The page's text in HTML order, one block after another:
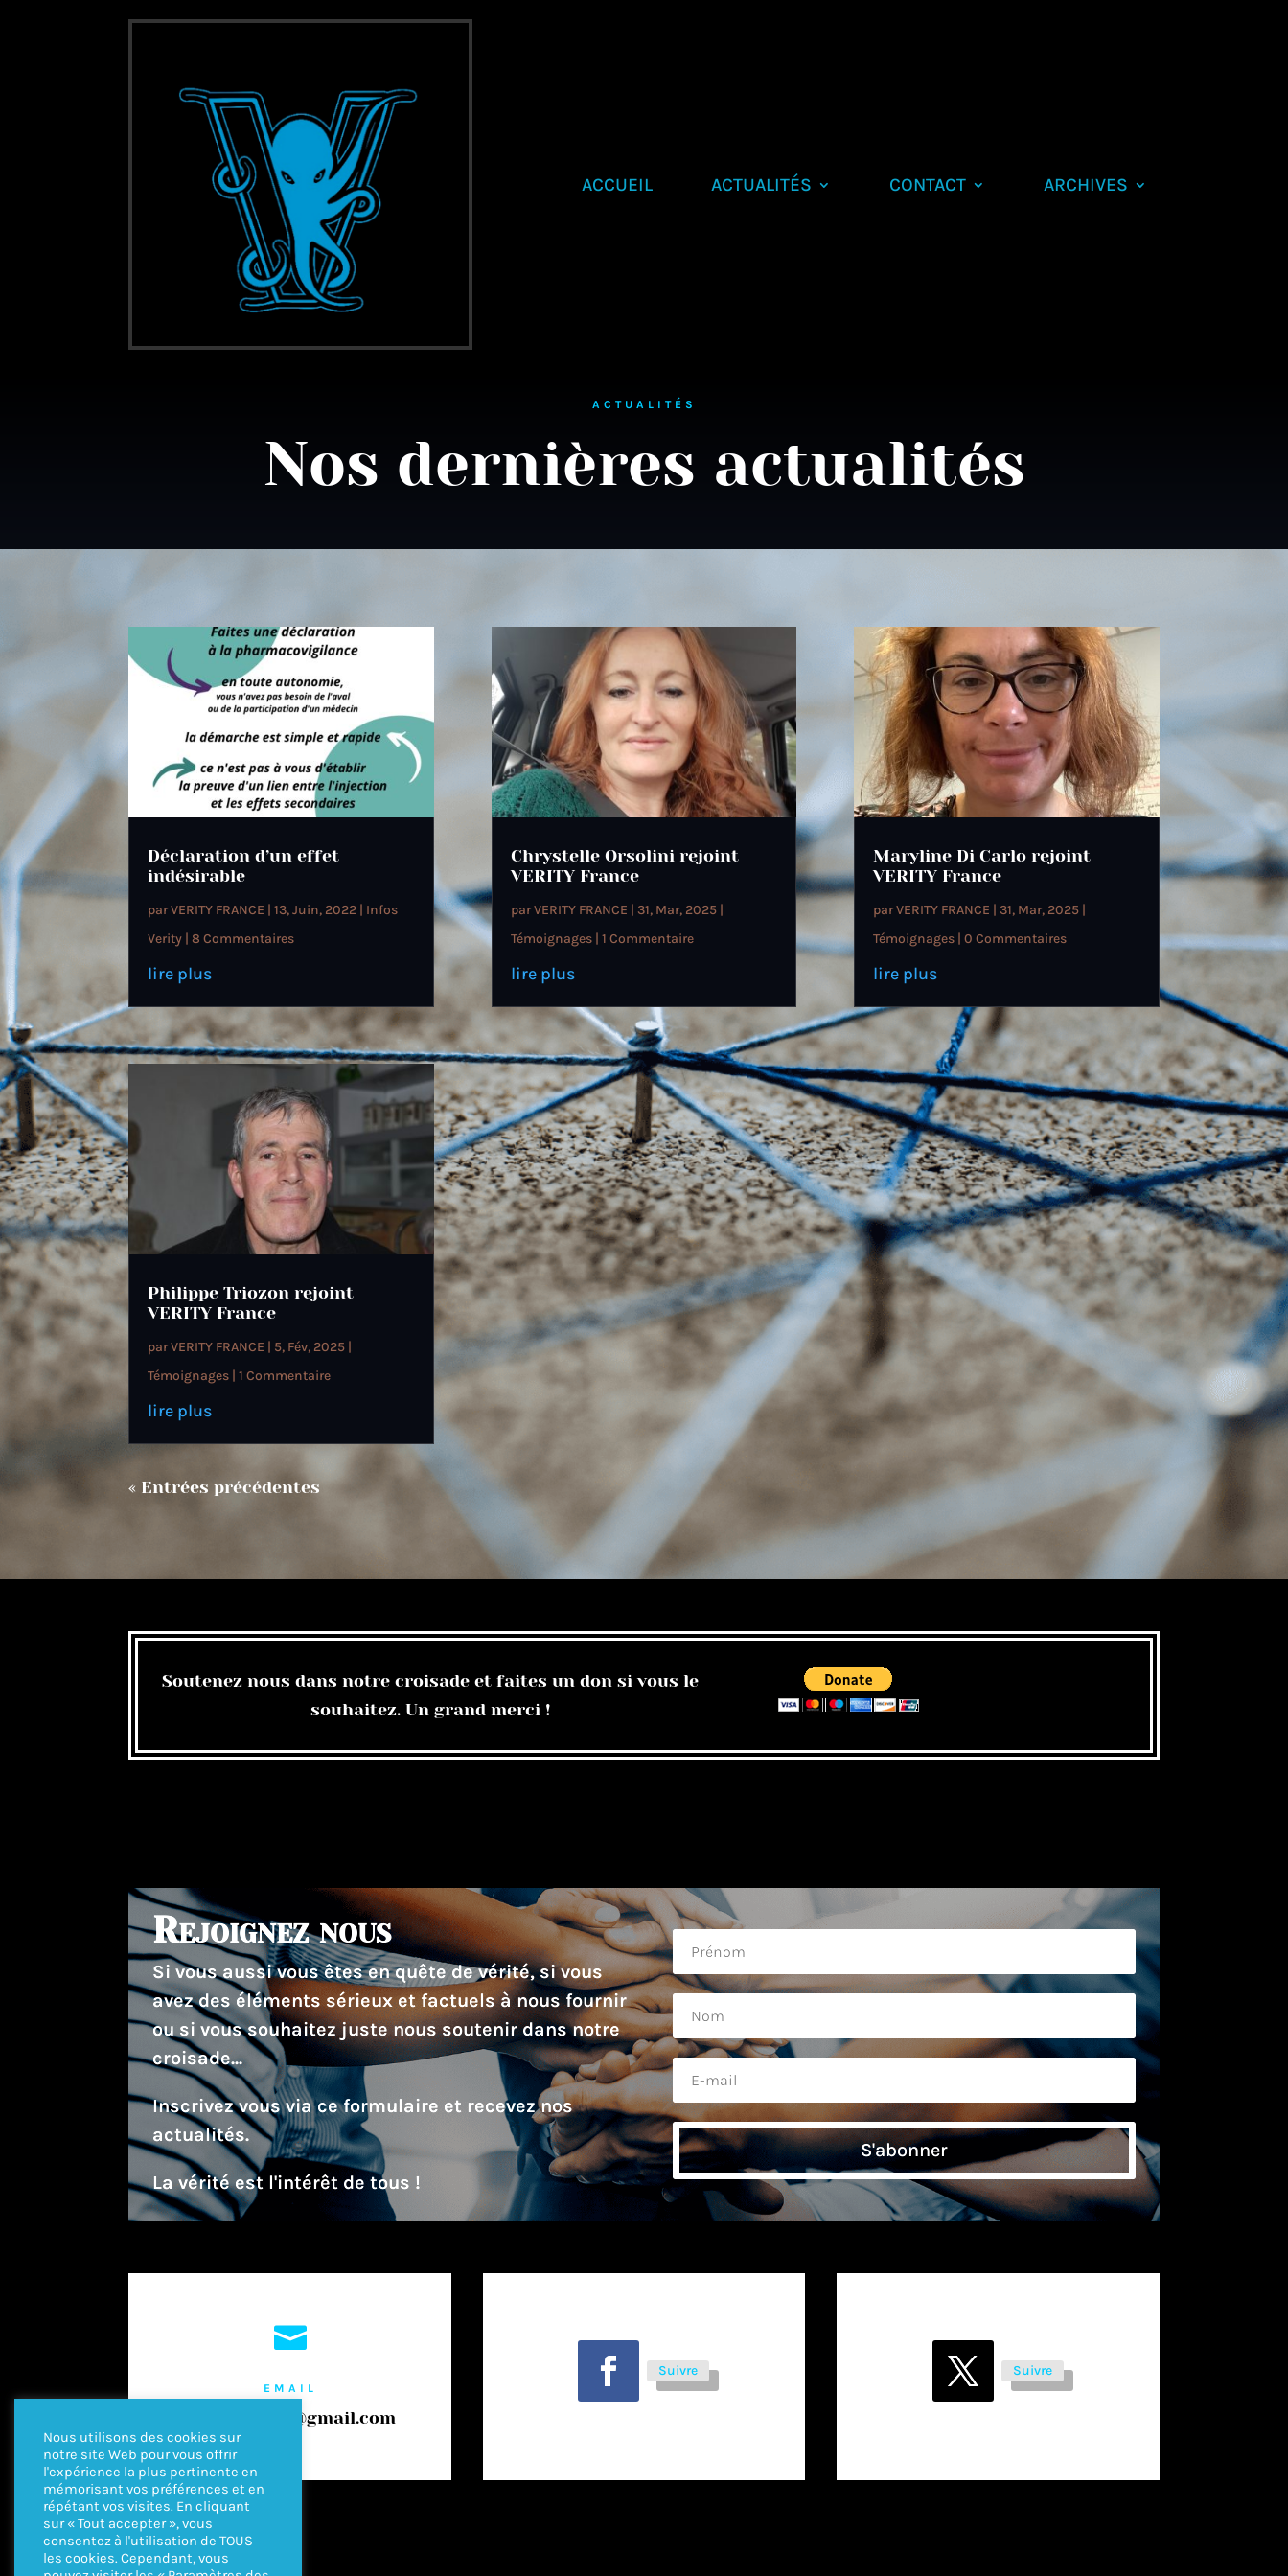
ACCUEIL ACTUALITÉS CONTACT ARCHIVES
ACTUALITÉS
Nos dernières actualités
Déclaration d’un effet
indésirable
parVERITY FRANCE |13, Juin, 2022 | Infos
Verity | 8 Commentaires
lire plus
Philippe Triozon rejoint
VERITY France
parVERITY FRANCE 5, Fév, 2025
Témoignages | 1 Commentaire
lire plus
Chrystelle Orsolini rejoint
VERITY France
parVERITY FRANCE | 31, Mar, 2025|
Témoignages| 1 Commentaire
lire plus
Maryline Di Carlo rejoint
VERITY France
parVERITY FRANCE | 31, Mar, 2025|
Témoignages| 0 Commentaires
lire plus
« Entrées précédentes
Soutenez nous dans notre croisade et faites un don si vous le
souhaitez. Un grand merci !
Rejoignez nous
Si vous aussi vous êtes en quête de vérité, si vous
avez des éléments sérieux et factuels à nous fournir
ou si vous souhaitez juste nous soutenir dans notre
croisade...
Inscrivez vous via ce formulaire et recevez nos
actualités.
La vérité est l'intérêt de tous !
S'abonner

EMAIL
verityfrance@gmail.com
Suivre Suivre
Nous utilisons des cookies sur
notre site Web pour vous offrir
l'expérience la plus pertinente en
mémorisant vos préférences et en
répétant vos visites. En cliquant
sur « Tout accepter », vous
consentez à l'utilisation de TOUS
les cookies. Cependant, vous